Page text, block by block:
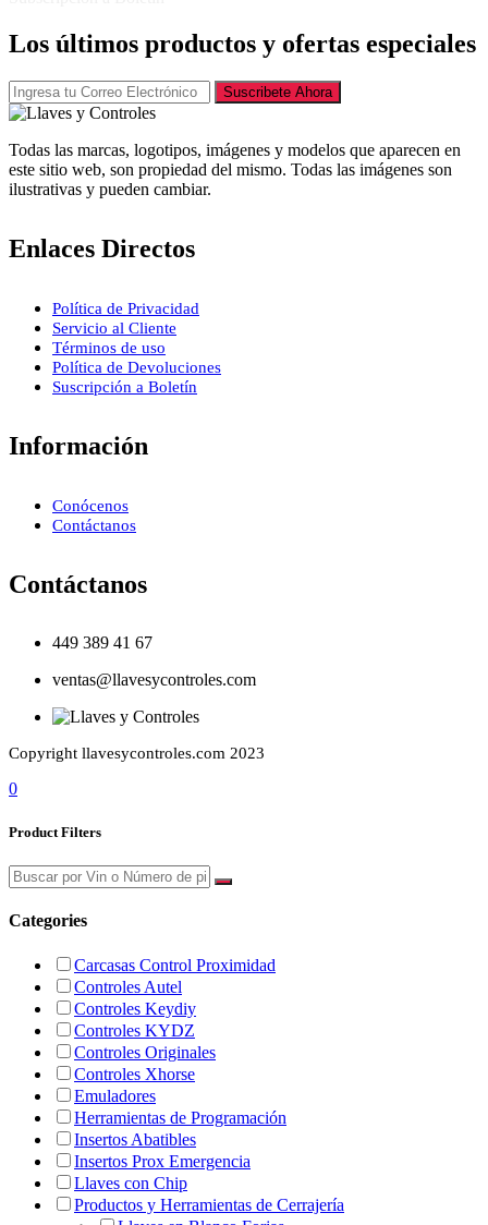
Los últimos productos y ofertas especiales
Suscribete Ahora
Todas las marcas, logotipos, imágenes y modelos que aparecen en
este sitio web, son propiedad del mismo. Todas las imágenes son
ilustrativas y pueden cambiar.
Enlaces Directos
Política de Privacidad
Servicio al Cliente
Términos de uso
Política de Devoluciones
Suscripción a Boletín
Información
Conócenos
Contáctanos
Contáctanos
449 389 41 67
ventas@llavesycontroles.com
Copyright llavesycontroles.com 2023
0
Product Filters
Categories
Carcasas Control Proximidad
Controles Autel
Controles Keydiy
Controles KYDZ
Controles Originales
Controles Xhorse
Emuladores
Herramientas de Programación
Insertos Abatibles
Insertos Prox Emergencia
Llaves con Chip
Productos y Herramientas de Cerrajería